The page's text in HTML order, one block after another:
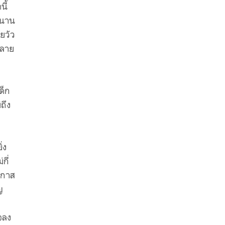
นี้
าน
วัว
าย
ก
ง
กี่
าส
ง